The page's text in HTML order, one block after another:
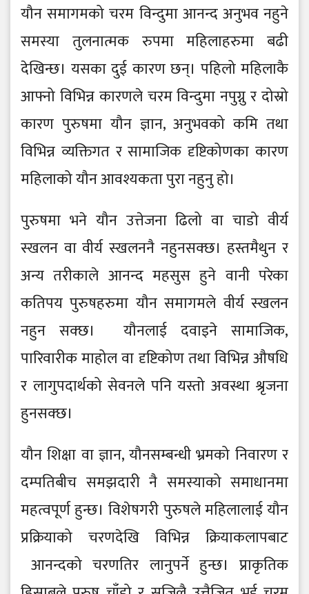
यौन समागमको चरम विन्दुमा आनन्द अनुभव नहुने
समस्या तुलनात्मक रुपमा महिलाहरुमा बढी
देखिन्छ। यसका दुई कारण छन्। पहिलो महिलाकै
आफ्नो विभिन्न कारणले चरम विन्दुमा नपुग्नु र दोस्रो
कारण पुरुषमा यौन ज्ञान, अनुभवको कमि तथा
विभिन्न व्यक्तिगत र सामाजिक दृष्टिकोणका कारण
महिलाको यौन आवश्यकता पुरा नहुनु हो।
पुरुषमा भने यौन उत्तेजना ढिलो वा चाडो वीर्य
स्खलन वा वीर्य स्खलननै नहुनसक्छ। हस्तमैथुन र
अन्य तरीकाले आनन्द महसुस हुने वानी परेका
कतिपय पुरुषहरुमा यौन समागमले वीर्य स्खलन
नहुन सक्छ। यौनलाई दवाइने सामाजिक,
पारिवारीक माहोल वा दृष्टिकोण तथा विभिन्न औषधि
र लागुपदार्थको सेवनले पनि यस्तो अवस्था श्रृजना
हुनसक्छ।
यौन शिक्षा वा ज्ञान, यौनसम्बन्धी भ्रमको निवारण र
दम्पतिबीच समझदारी नै समस्याको समाधानमा
महत्वपूर्ण हुन्छ। विशेषगरी पुरुषले महिलालाई यौन
प्रक्रियाको चरणदेखि विभिन्न क्रियाकलापबाट
आनन्दको चरणतिर लानुपर्ने हुन्छ। प्राकृतिक